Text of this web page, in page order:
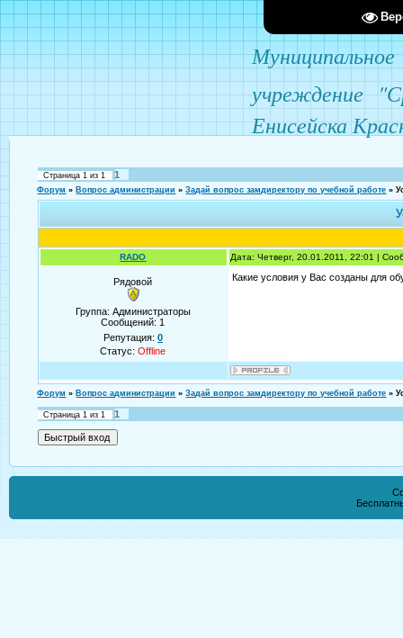
учреждение
Енисейска
Страница1 из1 1
Форум » Вопрос администрации » Задай вопрос замдиректору по учебной работе »
RADO Дата: Четверг, 20.01.2011, 22:01 |
Рядовой
Группа: Администраторы
Сообщений: 1
Репутация: 0
Статус:Offline
Какие условия у Вас созданы для
Форум » Вопрос администрации » Задай вопрос замдиректору по учебной работе »
Страница1 из1 1